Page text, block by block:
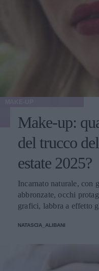
Make-up:
del trucco
estate 2025?
Incarnato naturale, con
abbronzate, occhi
grafici, labbra a effetto
NATASCIA_ALIBANI